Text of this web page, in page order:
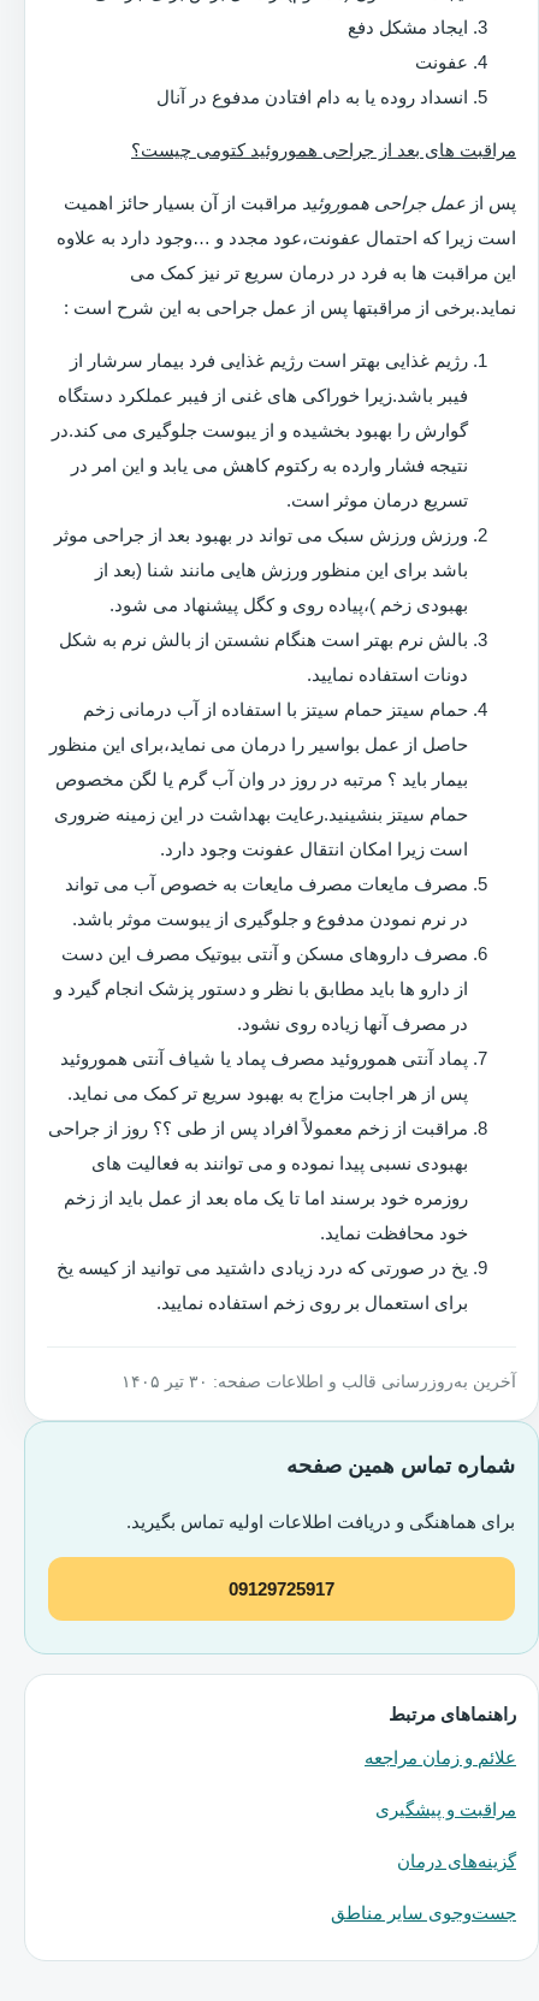
ایجاد مشکل دفع
عفونت
انسداد روده یا به دام افتادن مدفوع در آنال
مراقبت های بعد از جراحی هموروئید کتومی چیست؟
پس از عمل جراحی هموروئید مراقبت از آن بسیار حائز اهمیت
است زیرا که احتمال عفونت،عود مجدد و …وجود دارد به علاوه
این مراقبت ها به فرد در درمان سریع تر نیز کمک می
نماید.برخی از مراقبتها پس از عمل جراحی به این شرح است :
رژیم غذایی بهتر است رژیم غذایی فرد بیمار سرشار از
فیبر باشد.زیرا خوراکی های غنی از فیبر عملکرد دستگاه
گوارش را بهبود بخشیده و از یبوست جلوگیری می کند.در
نتیجه فشار وارده به رکتوم کاهش می یابد و این امر در
تسریع درمان موثر است.
ورزش ورزش سبک می تواند در بهبود بعد از جراحی موثر
باشد برای این منظور ورزش هایی مانند شنا (بعد از
بهبودی زخم )،پیاده روی و کگل پیشنهاد می شود.
بالش نرم بهتر است هنگام نشستن از بالش نرم به شکل
دونات استفاده نمایید.
حمام سیتز حمام سیتز با استفاده از آب درمانی زخم
حاصل از عمل بواسیر را درمان می نماید،برای این منظور
بیمار باید ؟ مرتبه در روز در وان آب گرم یا لگن مخصوص
حمام سیتز بنشینید.رعایت بهداشت در این زمینه ضروری
است زیرا امکان انتقال عفونت وجود دارد.
مصرف مایعات مصرف مایعات به خصوص آب می تواند
در نرم نمودن مدفوع و جلوگیری از یبوست موثر باشد.
مصرف داروهای مسکن و آنتی بیوتیک مصرف این دست
از دارو ها باید مطابق با نظر و دستور پزشک انجام گیرد و
در مصرف آنها زیاده روی نشود.
پماد آنتی هموروئید مصرف پماد یا شیاف آنتی هموروئید
پس از هر اجابت مزاج به بهبود سریع تر کمک می نماید.
مراقبت از زخم معمولاً افراد پس از طی ؟؟ روز از جراحی
بهبودی نسبی پیدا نموده و می توانند به فعالیت های
روزمره خود برسند اما تا یک ماه بعد از عمل باید از زخم
خود محافظت نماید.
یخ در صورتی که درد زیادی داشتید می توانید از کیسه یخ
برای استعمال بر روی زخم استفاده نمایید.
آخرین به‌روزرسانی قالب و اطلاعات صفحه: ۳۰ تیر ۱۴۰۵
شماره تماس همین صفحه
برای هماهنگی و دریافت اطلاعات اولیه تماس بگیرید.
09129725917
راهنماهای مرتبط
علائم و زمان مراجعه
مراقبت و پیشگیری
گزینه‌های درمان
جست‌وجوی سایر مناطق